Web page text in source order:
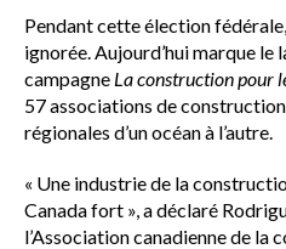
Pendant cette élection
ignorée. Aujourd’hui marque
campagne La construction pour
57 associations de
régionales d’un océan à l’autre.
« Une industrie de la
Canada fort », a déclaré
l’Association canadienne de la